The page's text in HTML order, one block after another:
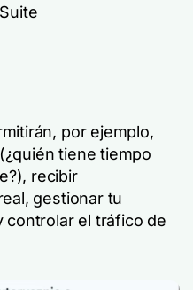
por ejemplo,
tiene tiempo
recibir
gestionar tu
controlar el tráfico de